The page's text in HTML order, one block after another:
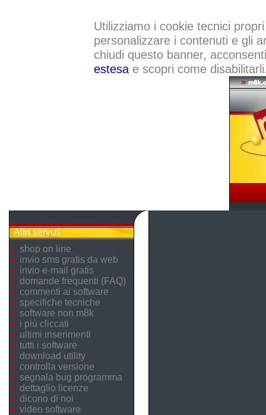
Utilizziamo i cookie tecnici
personalizzare i contenuti e gli
chiudi questo banner,
estesae scopri come
Altri servizi
shop on line
invio sms gratis da web
invio e-mail gratis
domande frequenti (FAQ)
commenti ai software
specifiche tecniche
software non m8k
i più cliccati
ultimi inserimenti
tutti i software
download utility
controlla versione
segnala bug programma
dettaglio licenze
dicono di noi
video software